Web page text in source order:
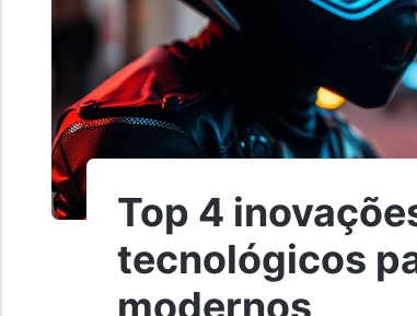
Top 4
tecnológicos